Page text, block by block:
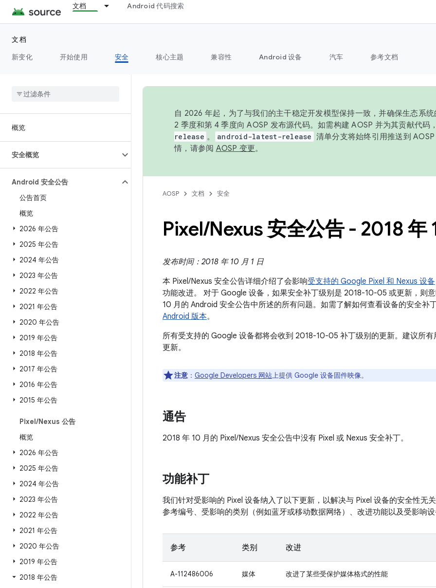
文档 Android 代码搜索
文档
新变化
开始使用 安全 核心主题 兼容性 Android 设备 汽车 参考文档
概览
安全概览
Android 安全公告
公告首页
概览
2026 年公告
2025 年公告
2024 年公告
2023 年公告
2022 年公告
2021 年公告
2020 年公告
2019 年公告
2018 年公告
2017 年公告
2016 年公告
2015 年公告
Pixel/Nexus 公告
概览
2026 年公告
2025 年公告
2024 年公告
2023 年公告
2022 年公告
2021 年公告
2020 年公告
2019 年公告
2018 年公告
自 2026 年起，为了与我们的主干稳定开发模型保持一致，并确保生态系
2 季度和第 4 季度向 AOSP 发布源代码。如需构建 AOSP 并为其贡献代码
release 。 android-latest-release 清单分支将始终引用推送到
情，请参阅 AOSP 变更。
AOSP 文档 安全
Pixel/Nexus 安全公告 - 2018 年
发布时间：2018 年 10 月 1 日
本 Pixel/Nexus 安全公告详细介绍了会影响受支持的 Google Pixel 和 Nexus 设备
功能改进。 对于 Google 设备，如果安全补丁级别是 2018-10-05 或更新，则
10 月的 Android 安全公告中所述的所有问题。如需了解如何查看设备的安全补
Android 版本。
所有受支持的 Google 设备都将会收到 2018-10-05 补丁级别的更新。建议所
更新。
注意 ： Google Developers 网站上提供 Google 设备固件映像。
通告
2018 年 10 月的 Pixel/Nexus 安全公告中没有 Pixel 或 Nexus 安全补丁。
功能补丁
我们针对受影响的 Pixel 设备纳入了以下更新，以解决与 Pixel 设备的安全性无
参考编号、受影响的类别（例如蓝牙或移动数据网络）、改进功能以及受影响
参考 类别 改进
A-112486006 媒体 改进了某些受保护媒体格式的性能